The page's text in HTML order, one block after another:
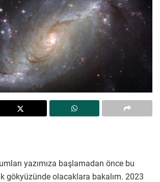
yazımıza başlamadan önce bu
gökyüzünde olacaklara bakalım. 2023